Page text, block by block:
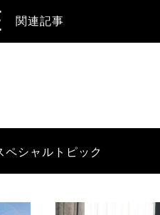
関連記事
ペシャルトピック